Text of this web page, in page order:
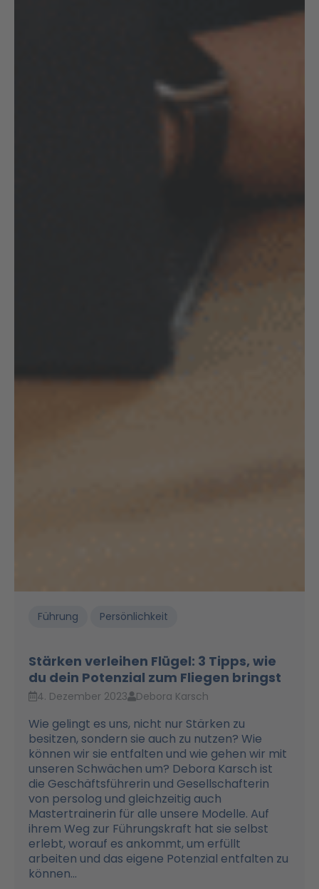
Führung Persönlichkeit
Stärken verleihen Flügel: 3 Tipps, wie
du dein Potenzial zum Fliegen bringst
4. Dezember 2023 Debora Karsch
Wie gelingt es uns, nicht nur Stärken zu
besitzen, sondern sie auch zu nutzen? Wie
können wir sie entfalten und wie gehen wir mit
unseren Schwächen um? Debora Karsch ist
die Geschäftsführerin und Gesellschafterin
von persolog und gleichzeitig auch
Mastertrainerin für alle unsere Modelle. Auf
ihrem Weg zur Führungskraft hat sie selbst
erlebt, worauf es ankommt, um erfüllt
arbeiten und das eigene Potenzial entfalten zu
können...